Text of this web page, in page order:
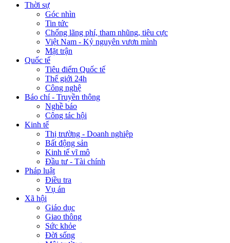
Thời sự
Góc nhìn
Tin tức
Chống lãng phí, tham nhũng, tiêu cực
Việt Nam - Kỷ nguyên vươn mình
Mặt trận
Quốc tế
Tiêu điểm Quốc tế
Thế giới 24h
Công nghệ
Báo chí - Truyền thông
Nghề báo
Công tác hội
Kinh tế
Thị trường - Doanh nghiệp
Bất động sản
Kinh tế vĩ mô
Đầu tư - Tài chính
Pháp luật
Điều tra
Vụ án
Xã hội
Giáo dục
Giao thông
Sức khỏe
Đời sống